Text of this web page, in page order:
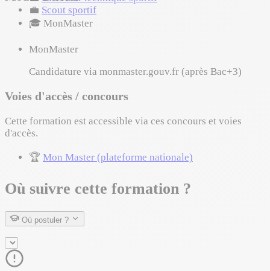
💼 Scout sportif
🎓 MonMaster
MonMaster
Candidature via monmaster.gouv.fr (après Bac+3)
Voies d'accès / concours
Cette formation est accessible via ces concours et voies
d'accès.
🏆 Mon Master (plateforme nationale)
Où suivre cette formation ?
Où postuler ?